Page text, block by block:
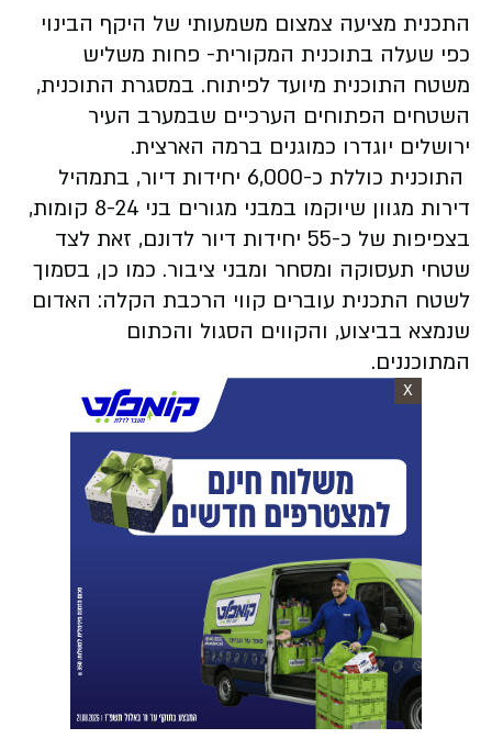
התכנית מציעה צמצום משמעותי של היקף הבינוי
כפי שעלה בתוכנית המקורית- פחות משליש
משטח התוכנית מיועד לפיתוח. במסגרת התוכנית,
השטחים הפתוחים הערכיים שבמערב העיר
ירושלים יוגדרו כמוגנים ברמה הארצית.
התוכנית כוללת כ-6,000 יחידות דיור, בתמהיל
דירות מגוון שיוקמו במבני מגורים בני 8-24 קומות,
בצפיפות של כ-55 יחידות דיור לדונם, זאת לצד
שטחי תעסוקה ומסחר ומבני ציבור. כמו כן, בסמוך
לשטח התכנית עוברים קווי הרכבת הקלה: האדום
שנמצא בביצוע, והקווים הסגול והכתום
המתוכננים.
X